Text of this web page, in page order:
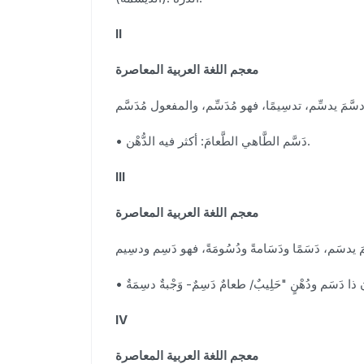
II
معجم اللغة العربية المعاصرة
دسَّمَ يدسِّم، تدسِيمًا، فهو مُدَسِّم، والمفعول مُدَسَّم
• دَسَّم الطَّاهي الطَّعامَ: أكثر فيه الدُّهْن.
III
معجم اللغة العربية المعاصرة
يدسَم، دَسَمًا ودَسَامةً ودُسُومَةً، فهو دَسِم ودسِيم
IV
معجم اللغة العربية المعاصرة